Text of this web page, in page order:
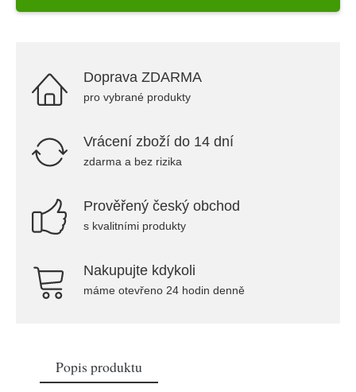
Doprava ZDARMA
pro vybrané produkty
Vrácení zboží do 14 dní
zdarma a bez rizika
Prověřený český obchod
s kvalitními produkty
Nakupujte kdykoli
máme otevřeno 24 hodin denně
Popis produktu